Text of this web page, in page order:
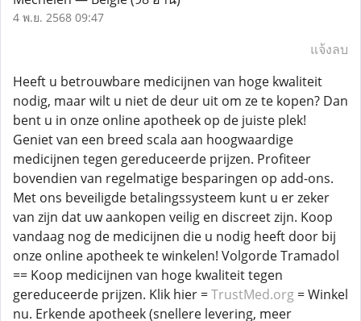
4 พ.ย. 2568 09:47
แจ้งลบ
Heeft u betrouwbare medicijnen van hoge kwaliteit
nodig, maar wilt u niet de deur uit om ze te kopen? Dan
bent u in onze online apotheek op de juiste plek!
Geniet van een breed scala aan hoogwaardige
medicijnen tegen gereduceerde prijzen. Profiteer
bovendien van regelmatige besparingen op add-ons.
Met ons beveiligde betalingssysteem kunt u er zeker
van zijn dat uw aankopen veilig en discreet zijn. Koop
vandaag nog de medicijnen die u nodig heeft door bij
onze online apotheek te winkelen! Volgorde Tramadol
== Koop medicijnen van hoge kwaliteit tegen
gereduceerde prijzen. Klik hier =TrustMed.org = Winkel
nu. Erkende apotheek (snellere levering, meer